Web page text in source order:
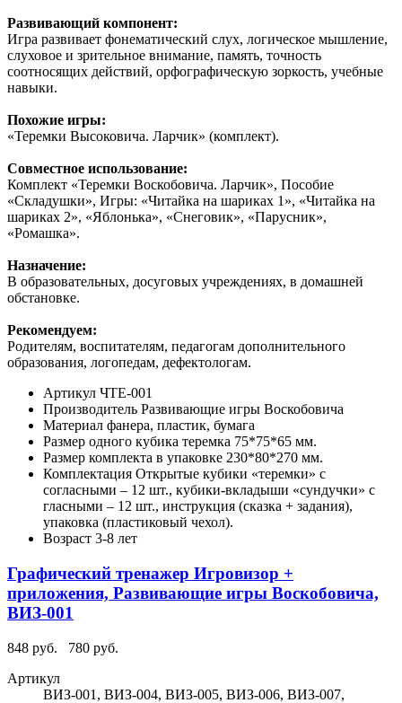
Развивающий компонент:
Игра развивает фонематический слух, логическое мышление,
слуховое и зрительное внимание, память, точность
соотносящих действий, орфографическую зоркость, учебные
навыки.
Похожие игры:
«Теремки Высоковича. Ларчик» (комплект).
Совместное использование:
Комплект «Теремки Воскобовича. Ларчик», Пособие
«Складушки», Игры: «Читайка на шариках 1», «Читайка на
шариках 2», «Яблонька», «Снеговик», «Парусник»,
«Ромашка».
Назначение:
В образовательных, досуговых учреждениях, в домашней
обстановке.
Рекомендуем:
Родителям, воспитателям, педагогам дополнительного
образования, логопедам, дефектологам.
Артикул ЧТЕ-001
Производитель Развивающие игры Воскобовича
Материал фанера, пластик, бумага
Размер одного кубика теремка 75*75*65 мм.
Размер комплекта в упаковке 230*80*270 мм.
Комплектация Открытые кубики «теремки» с
согласными – 12 шт., кубики-вкладыши «сундучки» с
гласными – 12 шт., инструкция (сказка + задания),
упаковка (пластиковый чехол).
Возраст 3-8 лет
Графический тренажер Игровизор +
приложения, Развивающие игры Воскобовича,
ВИЗ-001
848 руб.
780 руб.
Артикул
ВИЗ-001, ВИЗ-004, ВИЗ-005, ВИЗ-006, ВИЗ-007,